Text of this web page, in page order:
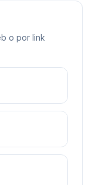
o por link